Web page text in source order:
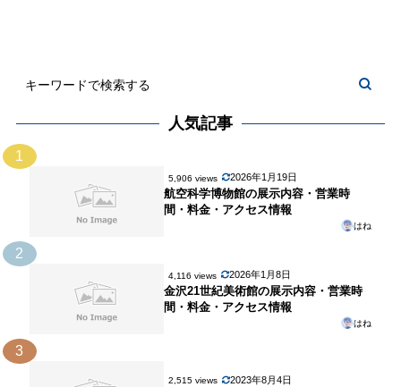
人気記事
1
5,906 views 2026年1月19日
航空科学博物館の展示内容・営業時
間・料金・アクセス情報
はね
2
4,116 views 2026年1月8日
金沢21世紀美術館の展示内容・営業時
間・料金・アクセス情報
はね
3
2,515 views 2023年8月4日